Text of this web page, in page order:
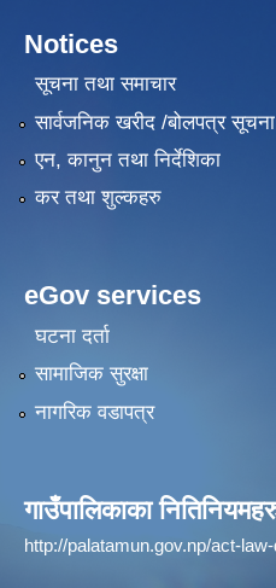
Notices
सूचना तथा समाचार
सार्वजनिक खरीद /बोलपत्र सूचना
एन, कानुन तथा निर्देशिका
कर तथा शुल्कहरु
eGov services
घटना दर्ता
सामाजिक सुरक्षा
नागरिक वडापत्र
गाउँपालिकाका
http://palatamun.gov.np/act-